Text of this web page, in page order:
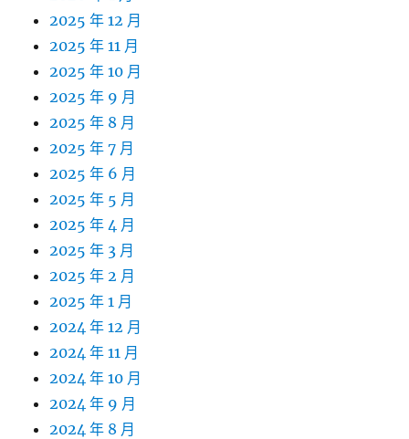
2025 年 12 月
2025 年 11 月
2025 年 10 月
2025 年 9 月
2025 年 8 月
2025 年 7 月
2025 年 6 月
2025 年 5 月
2025 年 4 月
2025 年 3 月
2025 年 2 月
2025 年 1 月
2024 年 12 月
2024 年 11 月
2024 年 10 月
2024 年 9 月
2024 年 8 月